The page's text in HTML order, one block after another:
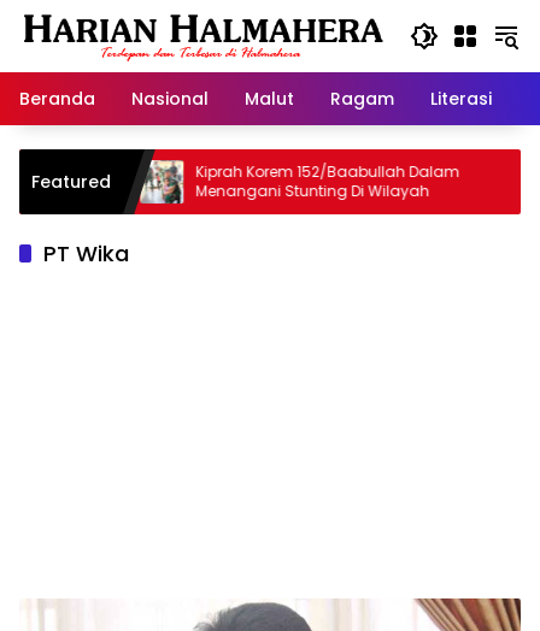
Langsung
Beranda
Nasional Malut Ragam Literasi
Featured
Kiprah Korem 152/Baabullah Dalam
Menangani Stunting Di Wilayah
PT Wika